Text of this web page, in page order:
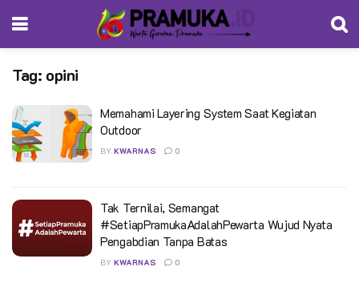
Tag: opini
Memahami Layering System Saat Kegiatan
Outdoor
BY KWARNAS 0
Tak Ternilai, Semangat
#SetiapPramukaAdalahPewarta Wujud Nyata
Pengabdian Tanpa Batas
BY KWARNAS 0